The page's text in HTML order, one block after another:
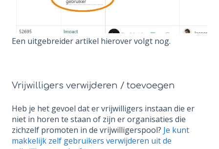
Een uitgebreider artikel hierover volgt nog.
Vrijwilligers verwijderen / toevoegen
Heb je het gevoel dat er vrijwilligers instaan die er
niet in horen te staan of zijn er organisaties die
zichzelf promoten in de vrijwilligerspool? Je kunt
makkelijk zelf gebruikers verwijderen uit de